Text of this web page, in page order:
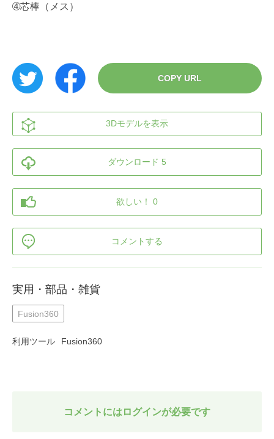
➃芯棒（メス）
COPY URL
3Dモデルを表示
ダウンロード 5
欲しい！ 0
コメントする
実用・部品・雑貨
Fusion360
利用ツール Fusion360
コメントにはログインが必要です